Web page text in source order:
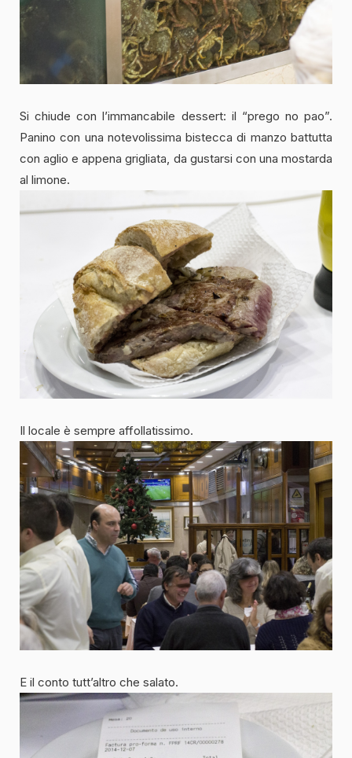
Si chiude con l’immancabile dessert: il “prego no pao”.
Panino con una notevolissima bistecca di manzo battutta
con aglio e appena grigliata, da gustarsi con una mostarda
al limone.
Il locale è sempre affollatissimo.
E il conto tutt’altro che salato.